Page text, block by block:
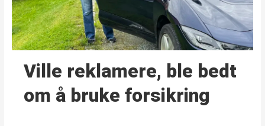
Ville reklamere, ble bedt
om å bruke forsikring